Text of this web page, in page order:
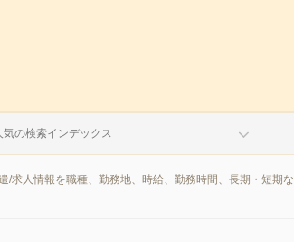
気の検索インデックス
求人情報を職種、勤務地、時給、勤務時間、長期・短期な